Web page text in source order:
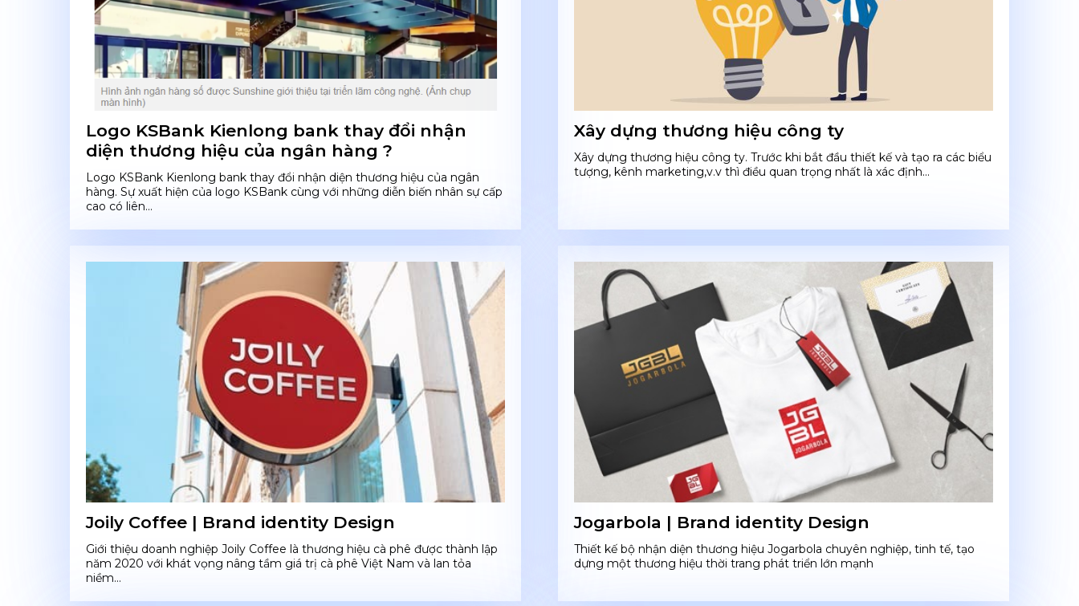
Logo KSBank Kienlong bank thay đổi nhận
diện thương hiệu của ngân hàng ?
Logo KSBank Kienlong bank thay đổi nhận diện thương hiệu của ngân
hàng. Sự xuất hiện của logo KSBank cùng với những diễn biến nhân sự cấp
cao có liên...
Xây dựng thương hiệu công ty
Xây dựng thương hiệu công ty. Trước khi bắt đầu thiết kế và tạo ra các biểu
tượng, kênh marketing,v.v thì điều quan trọng nhất là xác định...
Joily Coffee | Brand identity Design
Giới thiệu doanh nghiệp Joily Coffee là thương hiệu cà phê được thành lập
năm 2020 với khát vọng nâng tầm giá trị cà phê Việt Nam và lan tỏa
niềm...
Jogarbola | Brand identity Design
Thiết kế bộ nhận diện thương hiệu Jogarbola chuyên nghiệp, tinh tế, tạo
dựng một thương hiệu thời trang phát triển lớn mạnh